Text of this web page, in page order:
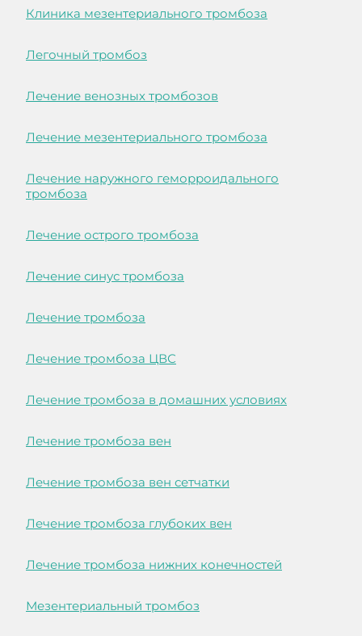
Клиника мезентериального тромбоза
Легочный тромбоз
Лечение венозных тромбозов
Лечение мезентериального тромбоза
Лечение наружного геморроидального
тромбоза
Лечение острого тромбоза
Лечение синус тромбоза
Лечение тромбоза
Лечение тромбоза ЦВС
Лечение тромбоза в домашних условиях
Лечение тромбоза вен
Лечение тромбоза вен сетчатки
Лечение тромбоза глубоких вен
Лечение тромбоза нижних конечностей
Мезентериальный тромбоз